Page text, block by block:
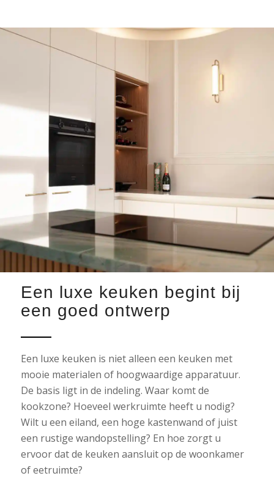
Een luxe keuken begint bij
een goed ontwerp
Een luxe keuken is niet alleen een keuken met
mooie materialen of hoogwaardige apparatuur.
De basis ligt in de indeling. Waar komt de
kookzone? Hoeveel werkruimte heeft u nodig?
Wilt u een eiland, een hoge kastenwand of juist
een rustige wandopstelling? En hoe zorgt u
ervoor dat de keuken aansluit op de woonkamer
of eetruimte?